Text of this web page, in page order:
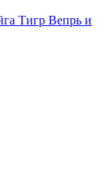
Тигр Вепрь и